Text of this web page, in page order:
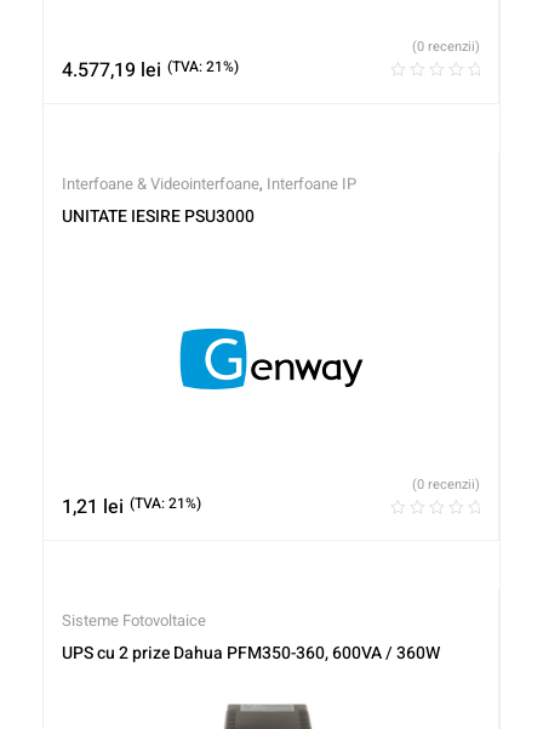
4.577,19 lei (TVA: 21%)
(0 recenzii)
Interfoane & Videointerfoane, Interfoane IP
UNITATE IESIRE PSU3000
1,21 lei (TVA: 21%)
(0 recenzii)
Sisteme Fotovoltaice
UPS cu 2 prize Dahua PFM350-360, 600VA / 360W